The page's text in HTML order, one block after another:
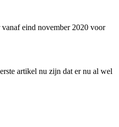
eind november 2020 voor
artikel nu zijn dat er nu al wel